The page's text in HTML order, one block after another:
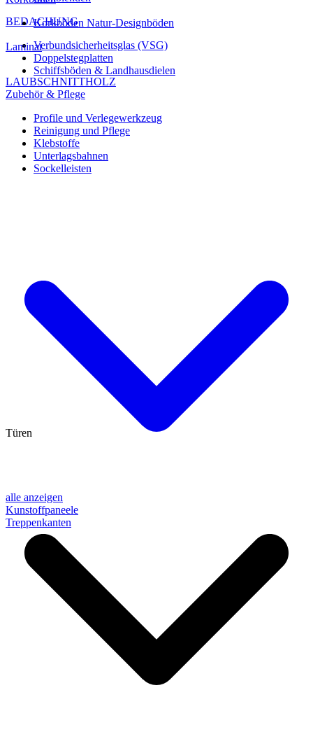
BEDACHUNG
Verbundsicherheitsglas (VSG)
Doppelstegplatten
LAUBSCHNITTHOLZ
Korkböden Natur-Designböden
Laminat
Schiffsböden & Landhausdielen
Zubehör & Pflege
Profile und Verlegewerkzeug
Reinigung und Pflege
Klebstoffe
Unterlagsbahnen
Sockelleisten
alle anzeigen
Kunstoffpaneele
Treppenkanten
Türen